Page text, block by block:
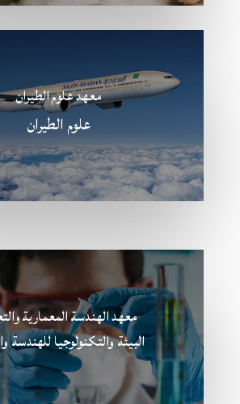
معهد علوم الطيران
علوم الطيران
معهد الهندسة المعمارية
البيئة والتكنولوجيا للهندسة